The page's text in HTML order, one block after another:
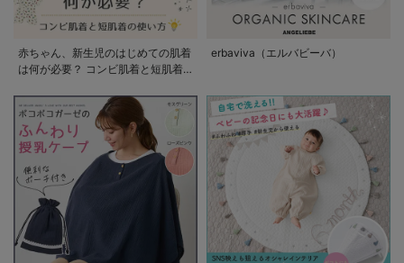
赤ちゃん、新生児のはじめての肌着
は何が必要？ コンビ肌着と短肌着
erbaviva（エルバビーバ）